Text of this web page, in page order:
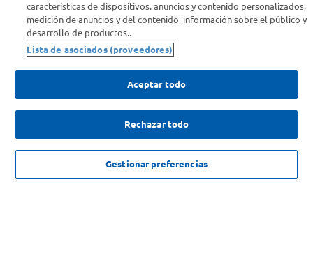
NO DISPONIBLE
Comprá Online
características de dispositivos. anuncios y contenido personalizados,
medición de anuncios y del contenido, información sobre el público y
desarrollo de productos..
Lista de asociados (proveedores)
Aceptar todo
Rechazar todo
Gestionar preferencias